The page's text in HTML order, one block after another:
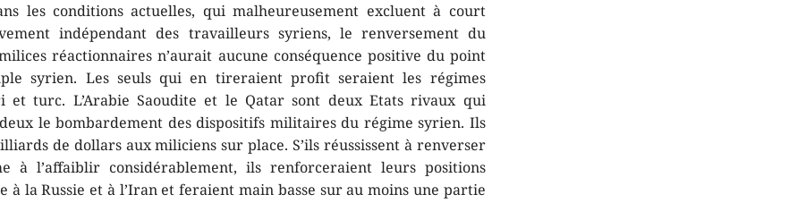
les conditions actuelles, qui malheureusement excluent à court
indépendant des travailleurs syriens, le renversement du
réactionnaires n’aurait aucune conséquence positive du point
syrien. Les seuls qui en tireraient profit seraient les régimes
et turc. L’Arabie Saoudite et le Qatar sont deux Etats rivaux qui
le bombardement des dispositifs militaires du régime syrien. Ils
de dollars aux miliciens sur place. S’ils réussissent à renverser
à l’affaiblir considérablement, ils renforceraient leurs positions
à la Russie et à l’Iran et feraient main basse sur au moins une partie